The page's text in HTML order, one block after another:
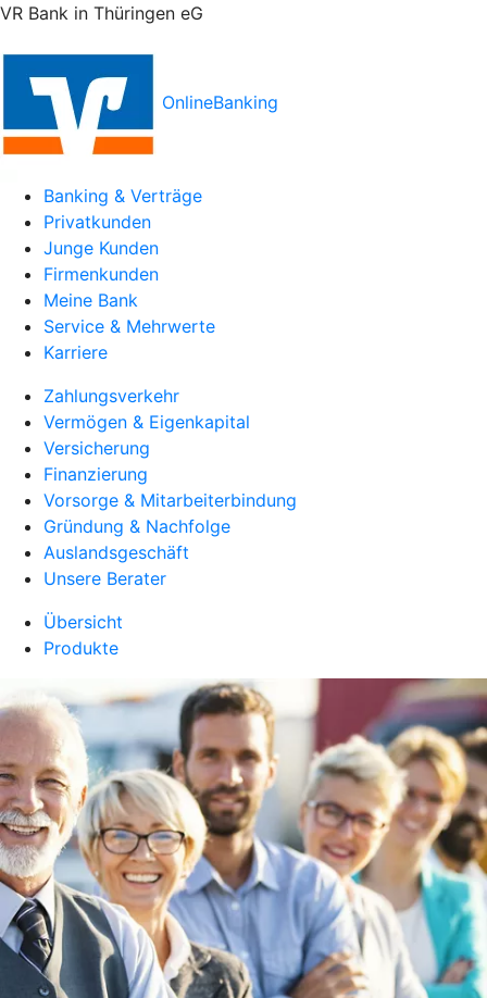
VR Bank in Thüringen eG
OnlineBanking
Banking & Verträge
Privatkunden
Junge Kunden
Firmenkunden
Meine Bank
Service & Mehrwerte
Karriere
Zahlungsverkehr
Vermögen & Eigenkapital
Versicherung
Finanzierung
Vorsorge & Mitarbeiterbindung
Gründung & Nachfolge
Auslandsgeschäft
Unsere Berater
Übersicht
Produkte